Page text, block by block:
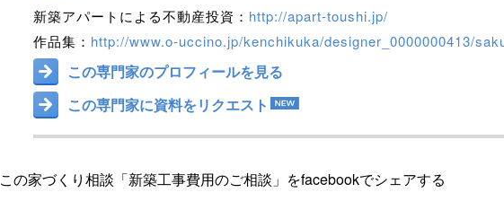
新築アパートによる不動産投資： http://apart-toushi.jp/
作品集： http://www.o-uccino.jp/kenchikuka/designer_0000000413/
この専門家のプロフィールを見る
この専門家に資料をリクエスト
この家づくり相談「新築工事費用のご相談」をfacebookでシェアする